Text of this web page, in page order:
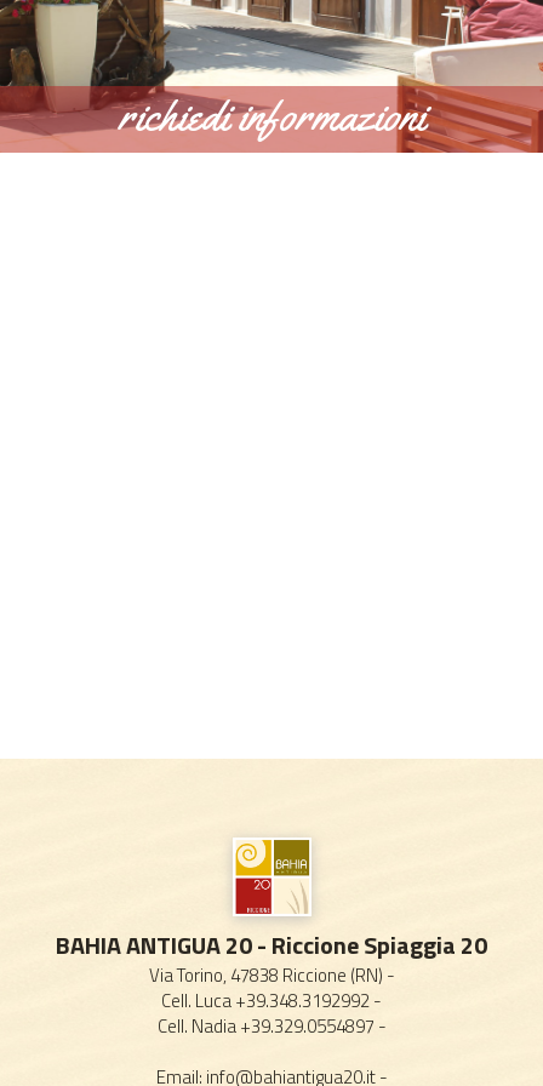
richiedi informazioni
BAHIA ANTIGUA 20 - Riccione Spiaggia 20
Via Torino, 47838 Riccione (RN) -
Cell. Luca +39.348.3192992-
Cell. Nadia +39.329.0554897 -
Email: info@bahiantigua20.it-